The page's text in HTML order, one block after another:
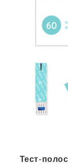
Тест-